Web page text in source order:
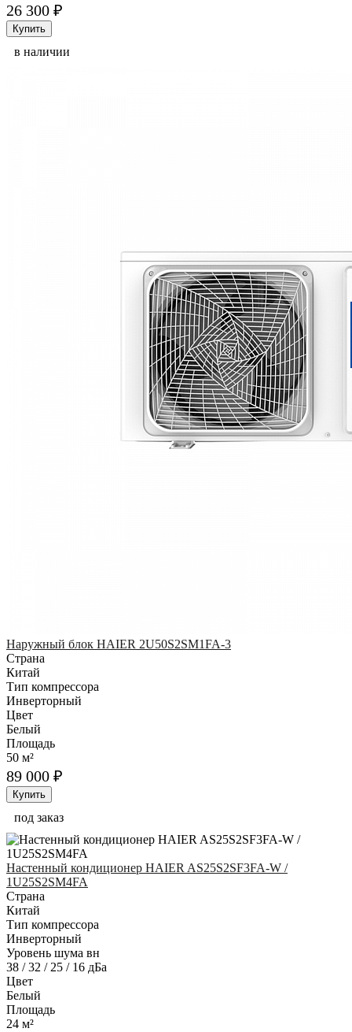
26 300 ₽
Купить
в наличии
Наружный блок HAIER 2U50S2SM1FA-3
Страна
Китай
Тип компрессора
Инверторный
Цвет
Белый
Площадь
50 м²
89 000 ₽
Купить
под заказ
Настенный кондиционер HAIER AS25S2SF3FA-W /
1U25S2SM4FA
Страна
Китай
Тип компрессора
Инверторный
Уровень шума вн
38 / 32 / 25 / 16 дБа
Цвет
Белый
Площадь
24 м²